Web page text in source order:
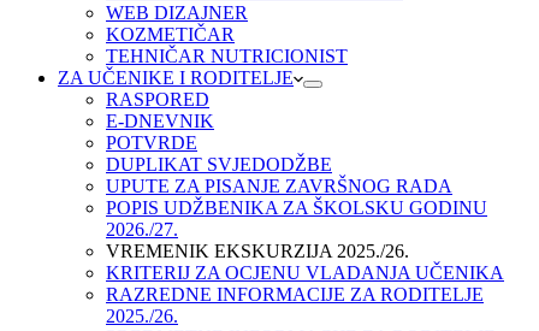
WEB DIZAJNER
KOZMETIČAR
TEHNIČAR NUTRICIONIST
ZA UČENIKE I RODITELJE
RASPORED
E-DNEVNIK
POTVRDE
DUPLIKAT SVJEDODŽBE
UPUTE ZA PISANJE ZAVRŠNOG RADA
POPIS UDŽBENIKA ZA ŠKOLSKU GODINU
2026./27.
VREMENIK EKSKURZIJA 2025./26.
KRITERIJ ZA OCJENU VLADANJA UČENIKA
RAZREDNE INFORMACIJE ZA RODITELJE
2025./26.